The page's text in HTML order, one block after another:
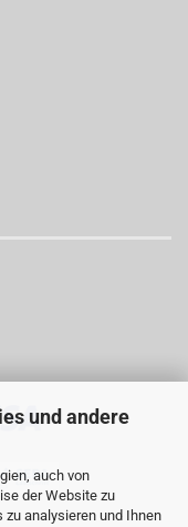
und andere
auch von
der Website zu
analysieren und Ihnen